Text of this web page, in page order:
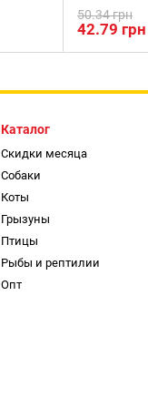
50.34 грн
42.79 грн
Каталог
Скидки месяца
Собаки
Коты
Грызуны
Птицы
Рыбы и рептилии
Опт